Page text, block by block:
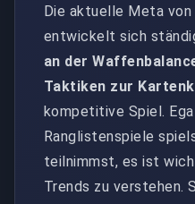
Die aktuelle Meta
entwickelt sich
an der
Taktiken zur
kompetitive Spiel.
Ranglistenspiele
teilnimmst, es ist
Trends zu verstehen.